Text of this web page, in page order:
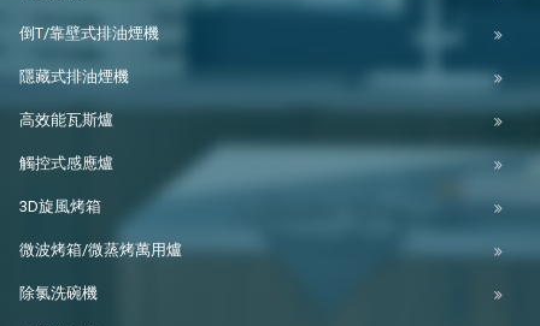
倒T/靠壁式排油煙機
隱藏式排油煙機
高效能瓦斯爐
觸控式感應爐
3D旋風烤箱
微波烤箱/微蒸烤萬用爐
除氯洗碗機